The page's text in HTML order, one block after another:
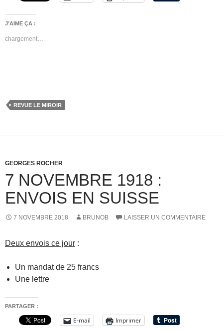
J’AIME ÇA :
chargement…
REVUE LE MIROIR
GEORGES ROCHER
7 NOVEMBRE 1918 :
ENVOIS EN SUISSE
7 NOVEMBRE 2018 BRUNOB LAISSER UN COMMENTAIRE
Deux envois ce jour :
Un mandat de 25 francs
Une lettre
PARTAGER :
E-mail Imprimer